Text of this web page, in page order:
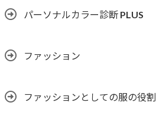
パーソナルカラー診断 PLUS
ファッション
ファッションとしての服の役割